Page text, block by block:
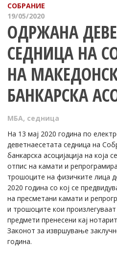
СОБРАНИЕ
19/05/2020
ОДРЖАНА
СЕДНИЦА НА
НА
БАНКАРСКА
МБА, седница
На 13 мај 2020 година по
деветнаесетата седница на
банкарска асоцијација на која
отпис на камати и
трошоците на физичките лица
2020 година со кој се
на пресметани камати и
и трошоците кои
предмети пренесени кај
Законот за извршување
година.